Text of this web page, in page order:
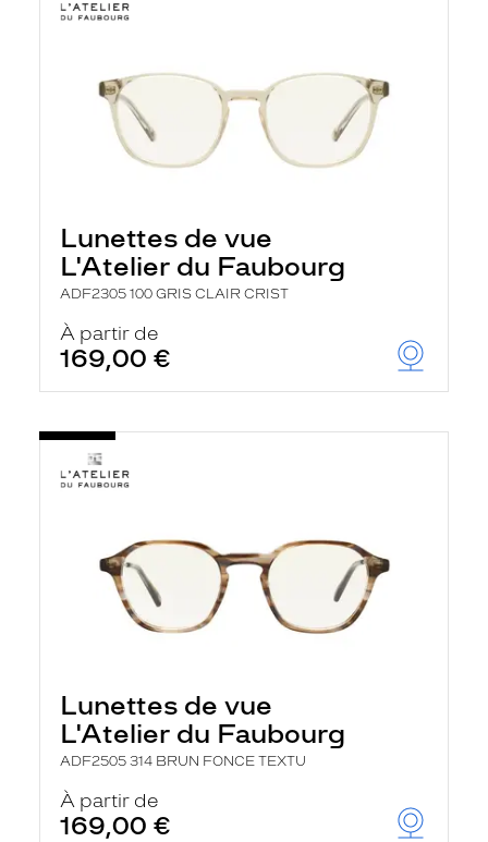
Lunettes de vue
L'Atelier du Faubourg
ADF2305 100 GRIS CLAIR CRIST
À partir de
169,00 €
Lunettes de vue
L'Atelier du Faubourg
ADF2505 314 BRUN FONCE TEXTU
À partir de
169,00 €